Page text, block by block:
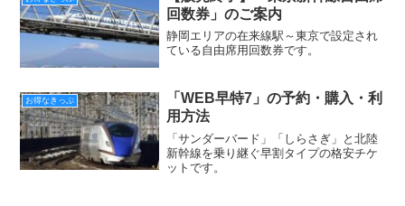
回数券」のご案内
静岡エリアの在来線駅～東京で設定され
ている自由席用回数券です。
お得なきっぷ
「WEB早特7」の予約・購入・利
用方法
「サンダーバード」「しらさぎ」と北陸
新幹線を乗り継ぐ早割タイプの格安チケ
ットです。